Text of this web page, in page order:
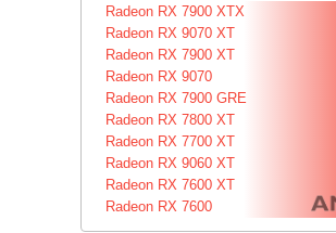
Radeon RX 7900 XTX
Radeon RX 9070 XT
Radeon RX 7900 XT
Radeon RX 9070
Radeon RX 7900 GRE
Radeon RX 7800 XT
Radeon RX 7700 XT
Radeon RX 9060 XT
Radeon RX 7600 XT
Radeon RX 7600